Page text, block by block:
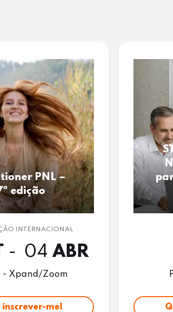
PNL –
edição
INTERNACIONAL
- 04 ABR
- Xpand/Zoom
inscrever-me!